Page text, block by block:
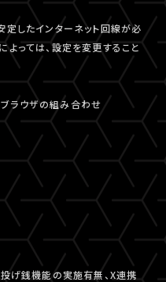
定したインターネット回線が必
よっては、設定を変更すること
ラウザの組み合わせ
げ銭機能の実施有無、X連携